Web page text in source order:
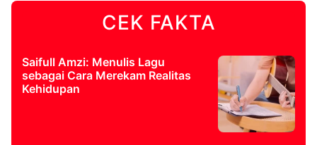
CEK FAKTA
Saifull Amzi: Menulis Lagu
sebagai Cara Merekam Realitas
Kehidupan